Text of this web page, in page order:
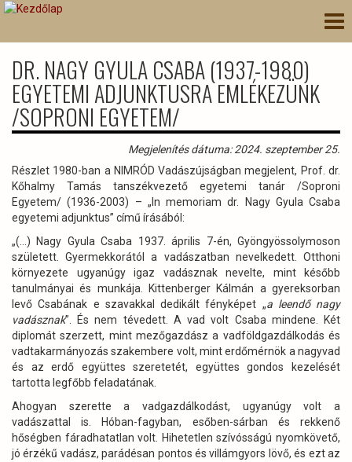
Ugrás
DR. NAGY GYULA CSABA (1937-1980)
EGYETEMI ADJUNKTUSRA EMLÉKEZÜNK
/SOPRONI EGYETEM/
Megjelenítés dátuma: 2024. szeptember 25.
Részlet 1980-ban a NIMRÓD Vadászújságban megjelent, Prof. dr.
Kőhalmy Tamás tanszékvezető egyetemi tanár /Soproni
Egyetem/ (1936-2003) – „In memoriam dr. Nagy Gyula Csaba
egyetemi adjunktus” című írásából:
„(…) Nagy Gyula Csaba 1937. április 7-én, Gyöngyössolymoson
született. Gyermekkorától a vadászatban nevelkedett. Otthoni
környezete ugyanúgy igaz vadásznak nevelte, mint később
tanulmányai és munkája. Kittenberger Kálmán a gyereksorban
levő Csabának e szavakkal dedikált fényképet „a leendő nagy
vadásznak”. És nem tévedett. A vad volt Csaba mindene. Két
diplomát szerzett, mint mezőgazdász a vadföldgazdálkodás és
vadtakarmányozás szakembere volt, mint erdőmérnök a nagyvad
és az erdő együttes szeretetét, együttes gondos kezelését
tartotta legfőbb feladatának.
Ahogyan szerette a vadgazdálkodást, ugyanúgy volt a
vadászattal is. Hóban-fagyban, esőben-sárban és rekkenő
hőségben fáradhatatlan volt. Hihetetlen szívósságú nyomkövető,
jó érzékű vadász, parádésan pontos és villámgyors lövő, és ezt az